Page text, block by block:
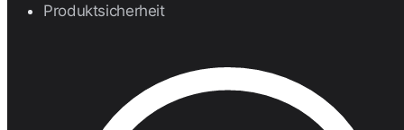
Produktsicherheit